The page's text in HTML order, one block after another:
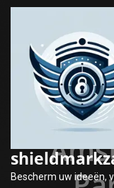
inhoud
Bescherm uw ideeën,
Het